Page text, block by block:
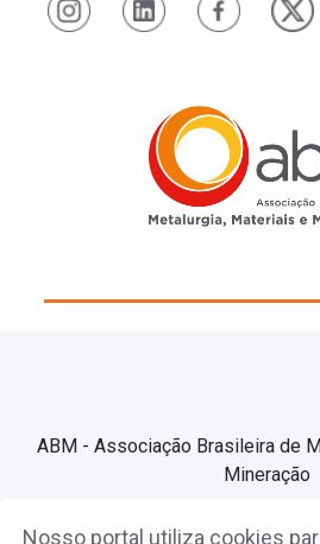
Nosso portal utiliza cookies
ABM - Associação Brasileira de
Mineração